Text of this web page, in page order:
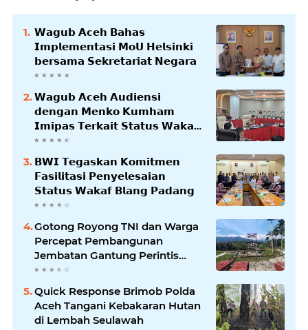
𝗪𝗮𝗴𝘂𝗯 𝗔𝗰𝗲𝗵 𝗕𝗮𝗵𝗮𝘀
𝗜𝗺𝗽𝗹𝗲𝗺𝗲𝗻𝘁𝗮𝘀𝗶 𝗠𝗼𝗨 𝗛𝗲𝗹𝘀𝗶𝗻𝗸𝗶
𝗯𝗲𝗿𝘀𝗮𝗺𝗮 𝗦𝗲𝗸𝗿𝗲𝘁𝗮𝗿𝗶𝗮𝘁 𝗡𝗲𝗴𝗮𝗿𝗮
𝗪𝗮𝗴𝘂𝗯 𝗔𝗰𝗲𝗵 𝗔𝘂𝗱𝗶𝗲𝗻𝘀𝗶
𝗱𝗲𝗻𝗴𝗮𝗻 𝗠𝗲𝗻𝗸𝗼 𝗞𝘂𝗺𝗵𝗮𝗺
𝗜𝗺𝗶𝗽𝗮𝘀 𝗧𝗲𝗿𝗸𝗮𝗶𝘁 𝗦𝘁𝗮𝘁𝘂𝘀 𝗪𝗮𝗸𝗮𝗳
𝗕𝗹𝗮𝗻𝗴𝗽𝗮𝗱𝗮𝗻𝗴
𝗕𝗪𝗜 𝗧𝗲𝗴𝗮𝘀𝗸𝗮𝗻 𝗞𝗼𝗺𝗶𝘁𝗺𝗲𝗻
𝗙𝗮𝘀𝗶𝗹𝗶𝘁𝗮𝘀𝗶 𝗣𝗲𝗻𝘆𝗲𝗹𝗲𝘀𝗮𝗶𝗮𝗻
𝗦𝘁𝗮𝘁𝘂𝘀 𝗪𝗮𝗸𝗮𝗳 𝗕𝗹𝗮𝗻𝗴 𝗣𝗮𝗱𝗮𝗻𝗴
Gotong Royong TNI dan Warga
Percepat Pembangunan
Jembatan Gantung Perintis
Kuta Ujung Aceh Tenggara
Quick Response Brimob Polda
Aceh Tangani Kebakaran Hutan
di Lembah Seulawah